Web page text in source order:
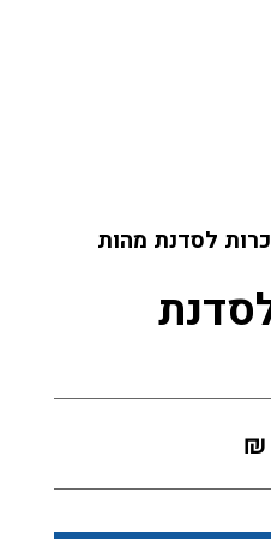
לסדנת מהות
₪